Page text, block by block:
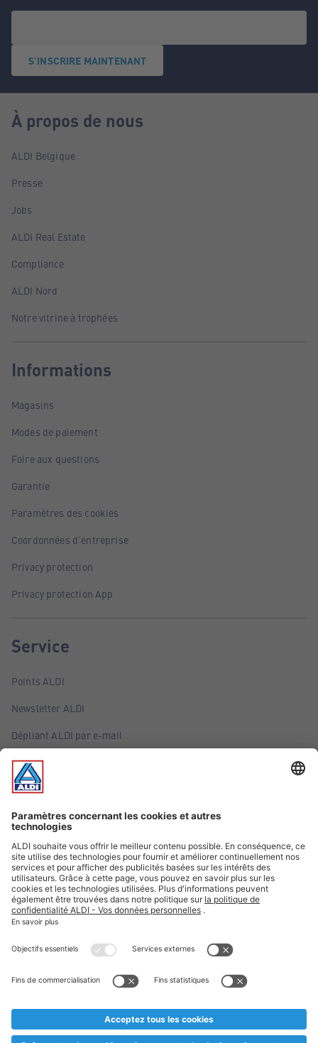
S'INSCRIRE MAINTENANT
À propos de nous
ALDI Belgique
Presse
Jobs
ALDI Real Estate
Compliance
ALDI Nord
Notre vitrine à trophées
Informations
Magasins
Modes de paiement
Foire aux questions
Garantie
Paramètres des cookies
Coordonnées d'entreprise
Privacy protection
Privacy protection App
Service
Points ALDI
Newsletter ALDI
Dépliant ALDI par e-mail
Offres
Infos essentielles
Suivez ALDI Belgique
Textes marqués d'un astérisque et mentions légales
* Nous vendons ces articles temporairement et jusqu'à
au cas où, malgré le planning bien étudié, nous serions
prématurément en rupture de stock. Prix Recupel et TVA incl.
** Sur ce site, l’utilisation de la forme masculine a été adoptée